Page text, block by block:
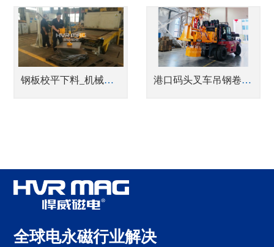
钢板校平下料_机械臂搭配电永磁铁_经济又高效 港口码头叉车吊钢卷告别传统电磁吊悍威充电式电永磁吊具让安全风险清零
全球电永磁行业解决